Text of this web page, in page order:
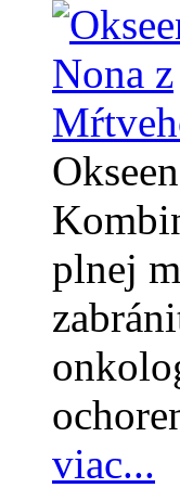
plnej
viac...